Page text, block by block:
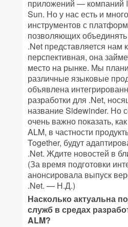
приложений — компаний
Sun. Но у нас есть и
инструментов с
позволяющих
.Net представляется нам
перспективная, она
место на рынке. Мы
различные языковые
объявлена
разработки для .Net,
название Sidewinder. Но
очень важно показать,
ALM, в частности
Together, будут
.Net. Ждите новостей в
(За время подготовки
анонсировала выпуск
.Net. — Н.Д.)
Насколько актуальна
служб в средах
ALM?